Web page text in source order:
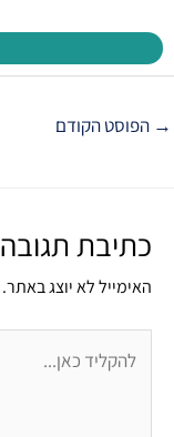
→ הפוסט הקודם
כתיבת תגובה
האימייל לא יוצג באתר.